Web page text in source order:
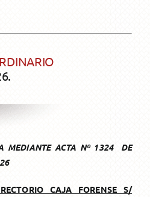
MEDIANTE ACTA Nº 1324 DE
CAJA FORENSE S/